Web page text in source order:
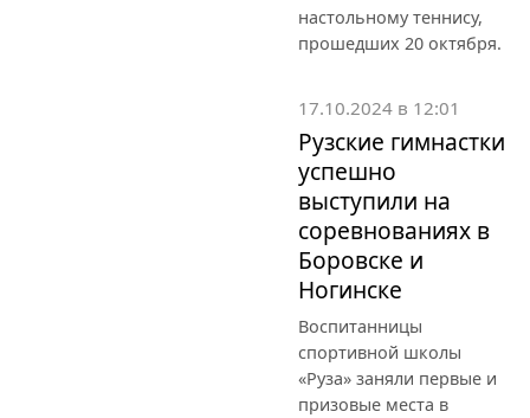
настольному теннису,
прошедших 20 октября.
17.10.2024 в 12:01
Рузские гимнастки
успешно
выступили на
соревнованиях в
Боровске и
Ногинске
Воспитанницы
спортивной школы
«Руза» заняли первые и
призовые места в